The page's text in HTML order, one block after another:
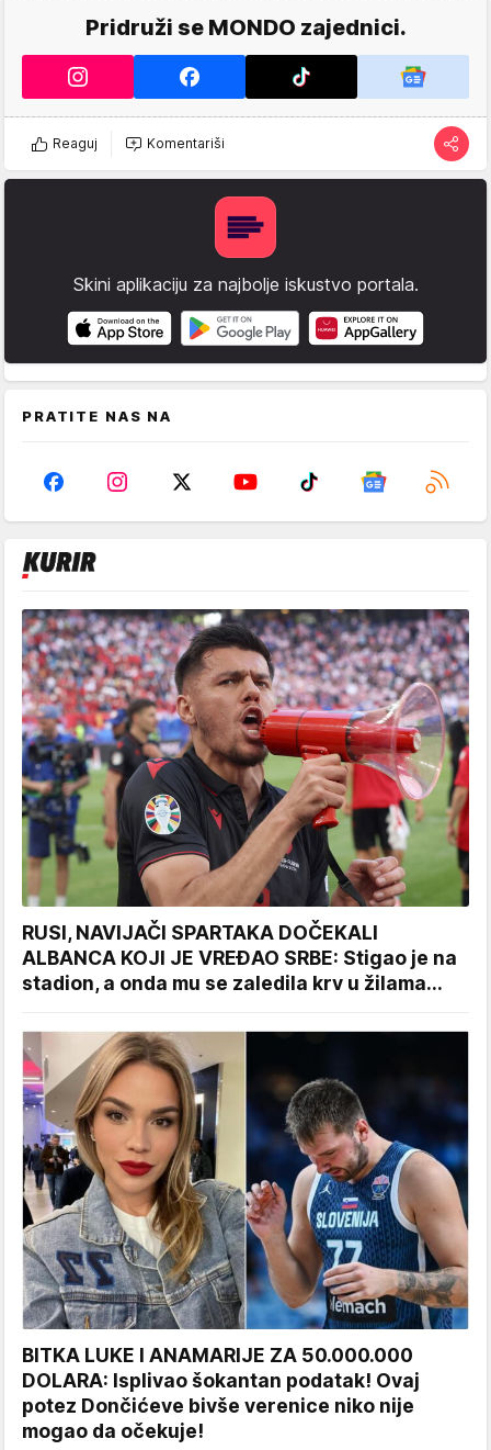
Pridruži se MONDO zajednici.
Reaguj Komentariši
Skini aplikaciju za najbolje iskustvo portala.
PRATITE NAS NA
RUSI, NAVIJAČI SPARTAKA DOČEKALI
ALBANCA KOJI JE VREĐAO SRBE: Stigao je na
stadion, a onda mu se zaledila krv u žilama...
BITKA LUKE I ANAMARIJE ZA 50.000.000
DOLARA: Isplivao šokantan podatak! Ovaj
potez Dončićeve bivše verenice niko nije
mogao da očekuje!